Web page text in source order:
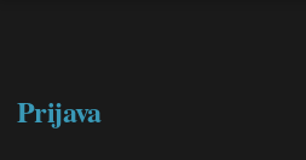
Prijava